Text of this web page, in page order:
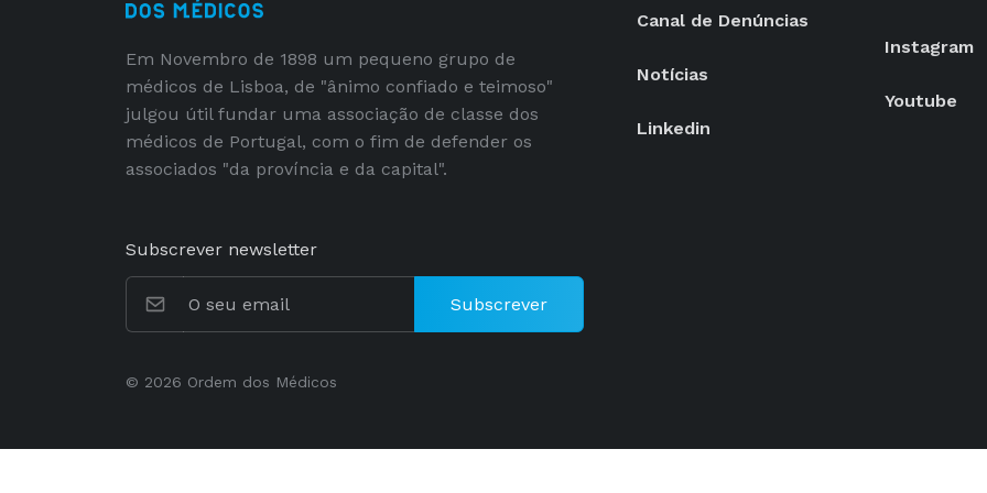
Em Novembro de 1898 um pequeno grupo de
médicos de Lisboa, de "ânimo confiado e teimoso"
julgou útil fundar uma associação de classe dos
médicos de Portugal, com o fim de defender os
associados "da província e da capital".
Subscrever newsletter
Subscrever
Canal de Denúncias
Notícias
Linkedin
Instagram
Youtube
© 2026 Ordem dos Médicos